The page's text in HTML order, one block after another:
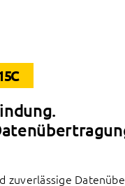
zuverlässige